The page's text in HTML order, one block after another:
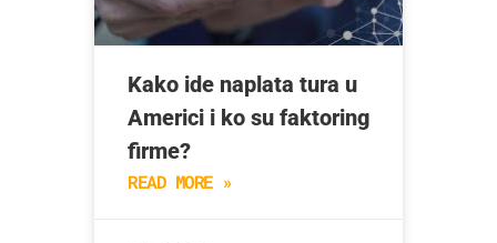
Kako ide naplata tura u
Americi i ko su faktoring
firme?
READ MORE »